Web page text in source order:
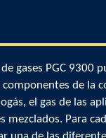
gases PGC 9300
de la
el gas de las
mezclados. Para